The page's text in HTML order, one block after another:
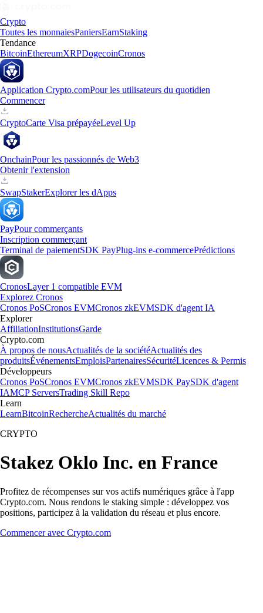
Crypto
Toutes les monnaiesPaniersEarnStaking
Tendance
BitcoinEthereumXRPDogecoinCronos
Application Crypto.comPour les utilisateurs du quotidien
Commencer
CryptoCarte Visa prépayéeLevel Up
OnchainPour les passionnés de Web3
Obtenir l'extension
SwapStakerExplorer les dApps
PayPour commerçants
Inscription commerçant
Terminal de paiementSDK PayPlug-ins e-commercePrédictions
CronosLayer 1 compatible EVM
Explorez Cronos
Cronos PoSCronos EVMCronos zkEVMSDK d'agent IA
Explorer
AffiliationInstitutionsGarde
Crypto.com
À propos de nousActualités de la sociétéActualités des
produitsÉvénementsEmploisPartenairesSécuritéLicences & Permis
Développeurs
Cronos PoSCronos EVMCronos zkEVMSDK PaySDK d'agent
IAMCP ServersTrading Skill Repo
Learn
LearnBitcoinRechercheActualités du marché
CRYPTO
Stakez Oklo Inc. en France
Profitez de récompenses sur vos actifs numériques grâce à l'app
Crypto.com. Nous rendons le staking simple : développez vos
positions, participez à la validation du réseau et plus encore.
Commencer avec Crypto.com